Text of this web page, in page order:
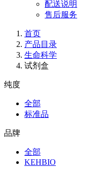
配送说明
售后服务
首页
产品目录
生命科学
试剂盒
纯度
全部
标准品
品牌
全部
KEHBIO